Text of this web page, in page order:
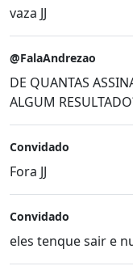
vaza JJ
@FalaAndrezao
DE QUANTAS
ALGUM
Convidado
Fora JJ
Convidado
eles tenque sair e